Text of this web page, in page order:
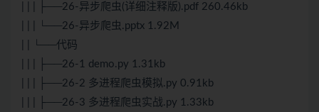
| | | ├──26-异步爬虫(详细注释版).pdf 260.46kb
| | | └──26-异步爬虫.pptx 1.92M
| | └──代码
| | | ├──26-1 demo.py 1.31kb
| | | ├──26-2 多进程爬虫模拟.py 0.91kb
| | | ├──26-3 多进程爬虫实战.py 1.33kb